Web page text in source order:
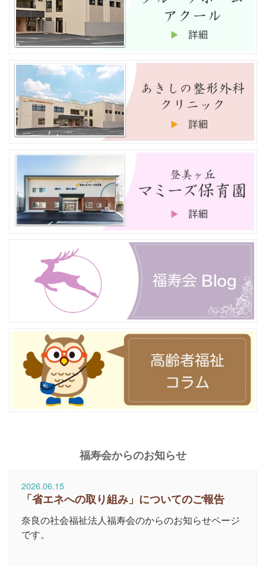
福寿会からのお知らせ
2026.06.15
「省エネへの取り組み」についてのご報告
奈良の社会福祉法人福寿会のからのお知らせページ
です。